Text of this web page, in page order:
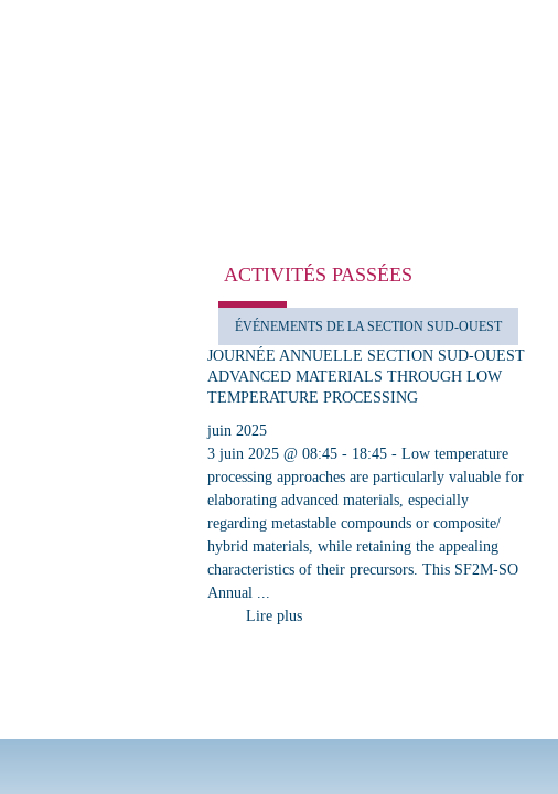
ACTIVITÉS PASSÉES
TOUT
ÉVÉNEMENTS DE LA SECTION SUD-OUEST
JOURNÉE ANNUELLE SECTION SUD-OUEST
ADVANCED MATERIALS THROUGH LOW
TEMPERATURE PROCESSING
juin 2025
3 juin 2025 @ 08:45 - 18:45 - Low temperature
processing approaches are particularly valuable for
elaborating advanced materials, especially
regarding metastable compounds or composite/
hybrid materials, while retaining the appealing
characteristics of their precursors. This SF2M-SO
Annual ...
Lire plus